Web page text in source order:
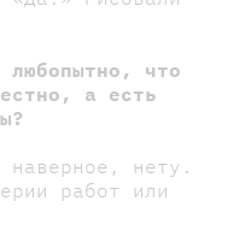
любопытно, что
а есть
нету.
работ или